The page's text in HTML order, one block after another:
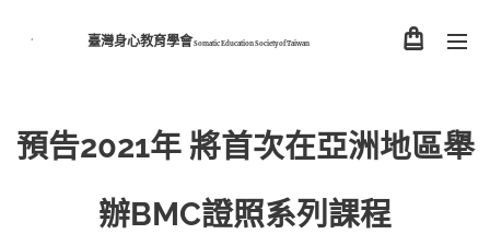
臺灣身心教育學會Somatic Education Society ofTaiwan
預告2021年 將首次在亞洲地區舉
辦BMC證照系列課程